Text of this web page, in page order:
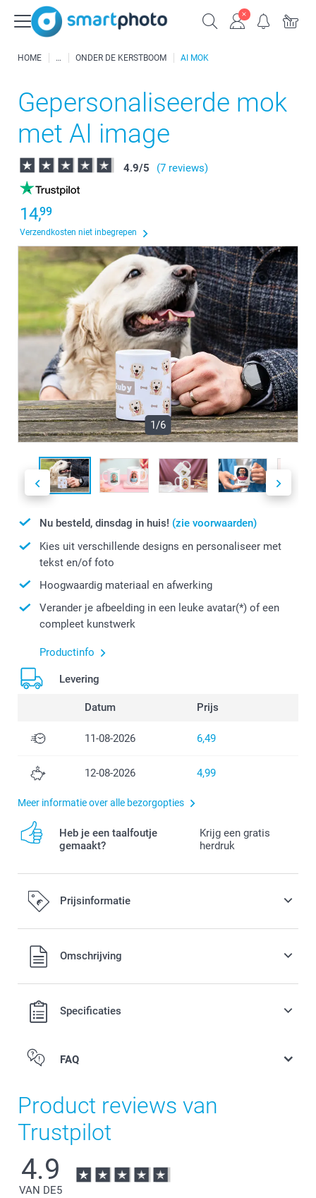
HOME ONDER DE KERSTBOOM AI MOK
Gepersonaliseerde mok
met AI image
4.9/5 (7 reviews)
14,99
Verzendkosten niet inbegrepen
1/6
Nu besteld, dinsdag in huis! (zie voorwaarden)
Kies uit verschillende designs en personaliseer met
tekst en/of foto
Hoogwaardig materiaal en afwerking
Verander je afbeelding in een leuke avatar(*) of een
compleet kunstwerk
Productinfo
Levering
Datum Prijs
11-08-2026 6,49
12-08-2026 4,99
Meer informatie over alle bezorgopties
Heb je een taalfoutje
gemaakt?
Krijg een gratis
herdruk
Prijsinformatie
Alle prijzen zijn in EURO (€) inclusief BTW en exclusief
verzendkosten.Omschrijving
Specificaties
FAQ
Product reviews van
Trustpilot
4.9
VAN DE5